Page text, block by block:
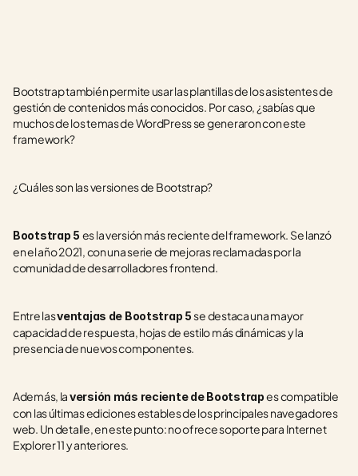
Bootstrap también permite usar las plantillas de los asistentes de
gestión de contenidos más conocidos. Por caso, ¿sabías que
muchos de los temas de WordPress se generaron con este
framework?
¿Cuáles son las versiones de Bootstrap?
Bootstrap 5 es la versión más reciente del framework. Se lanzó
en el año 2021, con una serie de mejoras reclamadas por la
comunidad de desarrolladores frontend.
Entre las ventajas de Bootstrap 5 se destaca una mayor
capacidad de respuesta, hojas de estilo más dinámicas y la
presencia de nuevos componentes.
Además, la versión más reciente de Bootstrap es compatible
con las últimas ediciones estables de los principales navegadores
web. Un detalle, en este punto: no ofrece soporte para Internet
Explorer 11 y anteriores.